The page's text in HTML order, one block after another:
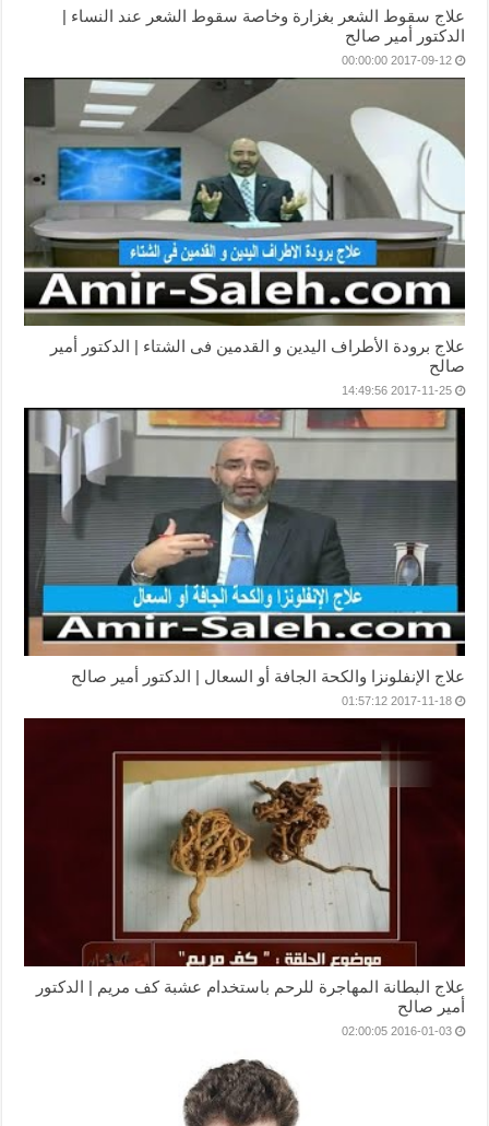
علاج سقوط الشعر بغزارة وخاصة سقوط الشعر عند النساء |
الدكتور أمير صالح
2017-09-12 00:00:00
علاج برودة الأطراف اليدين و القدمين فى الشتاء | الدكتور أمير
صالح
2017-11-25 14:49:56
علاج الإنفلونزا والكحة الجافة أو السعال | الدكتور أمير صالح
2017-11-18 01:57:12
علاج البطانة المهاجرة للرحم باستخدام عشبة كف مريم | الدكتور
أمير صالح
2016-01-03 02:00:05